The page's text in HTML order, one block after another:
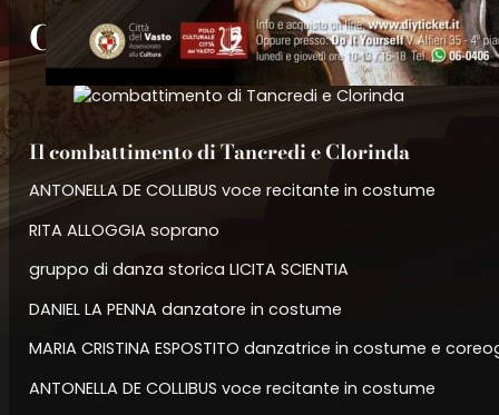
CLAUDIO MONTEVERDI
Il combattimento di Tancredi e Clorinda
ANTONELLA DE COLLIBUS voce recitante in costume
RITA ALLOGGIA soprano
gruppo di danza storica LICITA SCIENTIA
DANIEL LA PENNA danzatore in costume
MARIA CRISTINA ESPOSTITO danzatrice in costume e
ANTONELLA DE COLLIBUS voce recitante in costume